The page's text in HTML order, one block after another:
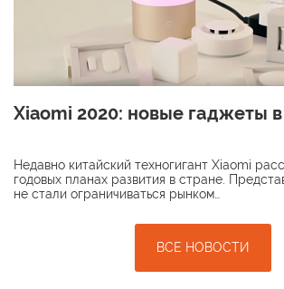
Xiaomi 2020: новые гаджеты
Недавно китайский техногигант Xiaomi
годовых планах развития в стране.
не стали ограничиваться рынком…
ВСЕ НОВОСТИ